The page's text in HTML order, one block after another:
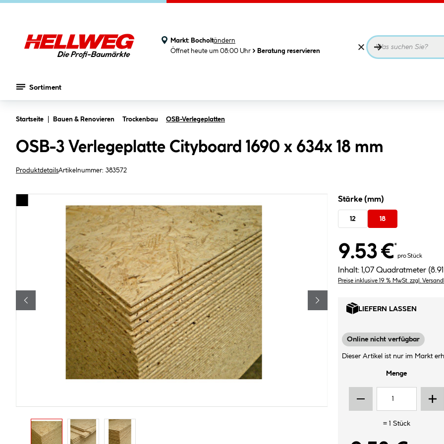
Markt: Bocholtändern
Öffnet heute um 08:00 Uhr
Beratung reservieren
Sortiment
Startseite Bauen & Renovieren Trockenbau OSB-Verlegeplatten
OSB-3 Verlegeplatte Cityboard 1690 x 634x 18 mm
ProduktdetailsArtikelnummer: 383572
Stärke (mm)
12 18
9.53 €*
pro Stück
Inhalt: 1,07 Quadratmeter
Preise inklusive 19 % MwSt. zzgl.
LIEFERN LASSEN
Online nicht verfügbar
Dieser Artikel ist nur im Markt
Menge
= 1 Stück